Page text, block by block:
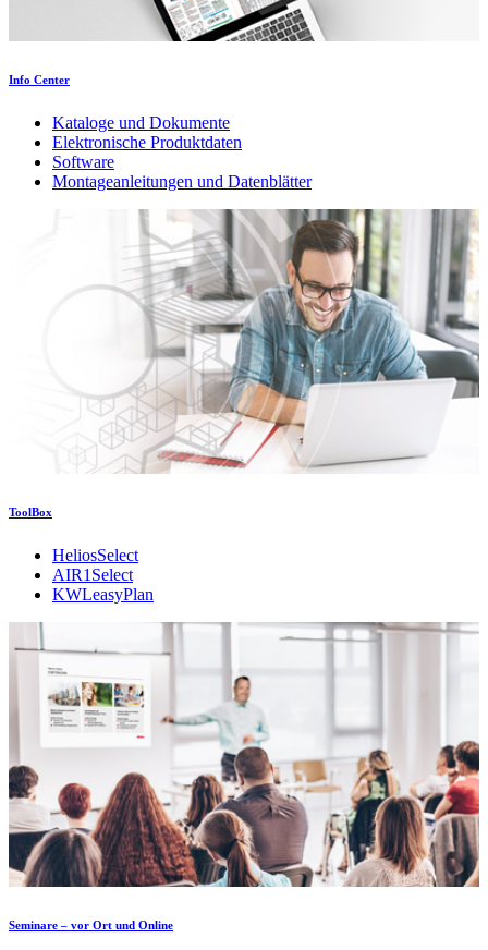
Info Center
Kataloge und Dokumente
Elektronische Produktdaten
Software
Montageanleitungen und Datenblätter
ToolBox
HeliosSelect
AIR1Select
KWLeasyPlan
Seminare – vor Ort und Online